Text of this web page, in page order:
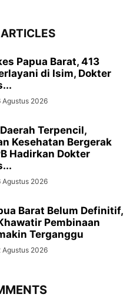
Papua Barat, 413
di Isim, Dokter
Agustus 2026
Terpencil,
Kesehatan Bergerak
Hadirkan Dokter
Agustus 2026
Barat Belum Definitif,
Pembinaan
Terganggu
Agustus 2026